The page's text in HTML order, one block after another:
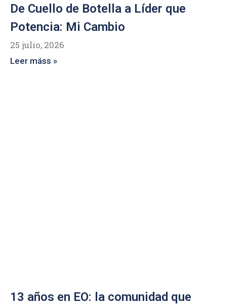
De Cuello de Botella a Líder que
Potencia: Mi Cambio
25 julio, 2026
Leer máss »
13 años en EO: la comunidad que